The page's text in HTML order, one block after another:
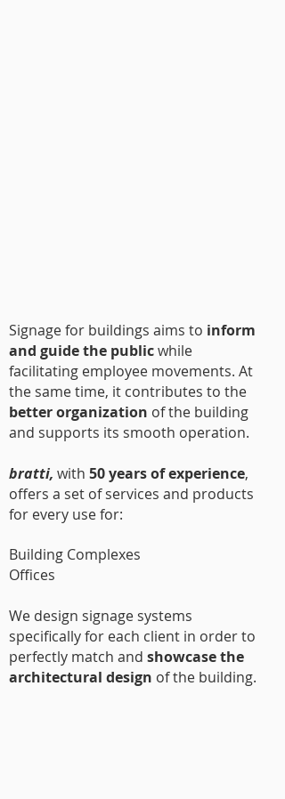
Signage for buildings aims to inform
and guide the publicwhile
facilitating employee movements. At
the same time, it contributes to the
better organization of the building
and supports its smooth operation.
bratti, with 50 years of experience,
offers a set of services and products
for every use for:
Building Complexes
Offices
We design signage systems
specifically for each client in order to
perfectly match and showcase the
architectural design of the building.